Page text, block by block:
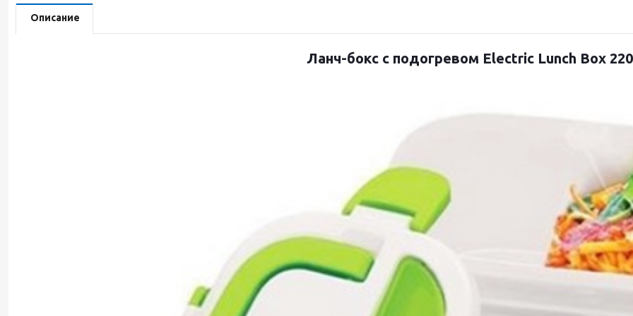
Описание
Ланч-бокс с подогревом Electric Lunch Box